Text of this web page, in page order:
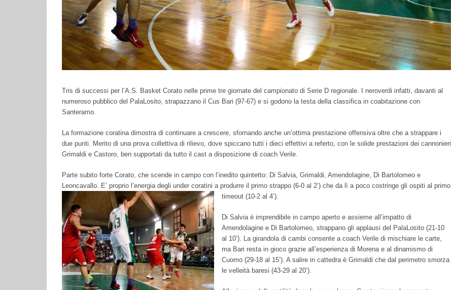
Tris di successi per l’A.S. Basket Corato nelle prime tre giornate del campionato di Serie D regionale. I neroverdi infatti, davanti al
numeroso pubblico del PalaLosito, strapazzano il Cus Bari (97-67) e si godono la testa della classifica in coabitazione con
Santeramo.
La formazione coratina dimostra di continuare a crescere, sfornando anche un’ottima prestazione offensiva oltre che a strappare i
due punti. Merito di una prova collettiva di rilievo, dove spiccano tutti i dieci effettivi a referto, con le solide prestazioni dei cannonieri
Grimaldi e Castoro, ben supportati da tutto il cast a disposizione di coach Verile.
Parte subito forte Corato, che scende in campo con l’inedito quintetto: Di Salvia, Grimaldi, Amendolagine, Di Bartolomeo e
Leoncavallo. E’ proprio l’energia degli under coratini a produrre il primo strappo (6-0 al 2’) che da lì a poco costringe gli ospiti al primo
timeout (10-2 al 4’).
Di Salvia è imprendibile in campo aperto e assieme all’impatto di
Amendolagine e Di Bartolomeo, strappano gli applausi del PalaLosito (21-10
al 10’). La girandola di cambi consente a coach Verile di mischiare le carte,
ma Bari resta in gioco grazie all’esperienza di Morena e al dinamismo di
Cuomo (29-18 al 15’). A salire in cattedra è Grimaldi che dal perimetro smorza
le velleità baresi (43-29 al 20’).